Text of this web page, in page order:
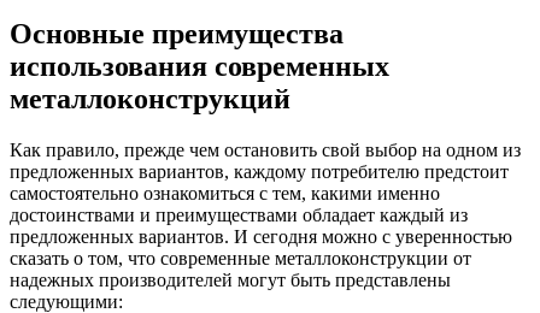
Основные преимущества
использования современных
металлоконструкций
Как правило, прежде чем остановить свой выбор на одном из
предложенных вариантов, каждому потребителю предстоит
самостоятельно ознакомиться с тем, какими именно
достоинствами и преимуществами обладает каждый из
предложенных вариантов. И сегодня можно с уверенностью
сказать о том, что современные металлоконструкции от
надежных производителей могут быть представлены
следующими: